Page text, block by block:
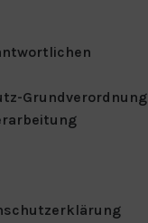
Grundverordnung